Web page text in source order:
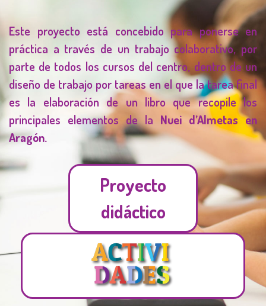
Este proyecto está concebido para ponerse en
práctica a través de un trabajo colaborativo, por
parte de todos los cursos del centro, dentro de un
diseño de trabajo por tareas en el que la tarea final
es la elaboración de un libro que recopile los
principales elementos de la Nuei d’Almetas en
Aragón.
Proyecto
didáctico